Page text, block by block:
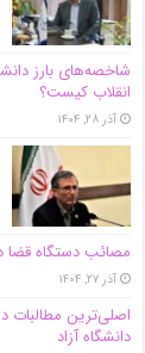
شاخصه‌های بارز
انقلاب کیست؟
آذر ۲۸, ۱۴۰۴
مصائب دستگاه قضا
آذر ۲۷, ۱۴۰۴
اصلی‌ترین مطالبات
دانشگاه آز‌اد